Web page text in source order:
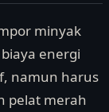
minyak
energi
namun harus
pelat merah